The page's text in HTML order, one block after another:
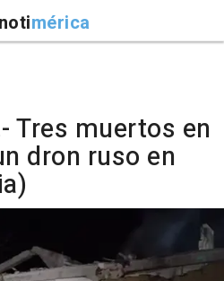
notimérica
Tres muertos en
dron ruso en